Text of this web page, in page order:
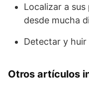
Localizar a
desde mucha
Detectar y huir
Otros artículos